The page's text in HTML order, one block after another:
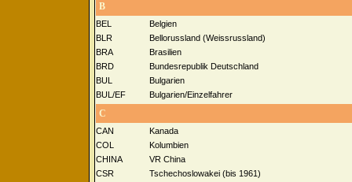
B
BEL
Belgien
BLR
Bellorussland (Weissrussland)
BRA
Brasilien
BRD
Bundesrepublik Deutschland
BUL
Bulgarien
BUL/EF
Bulgarien/Einzelfahrer
C
CAN
Kanada
COL
Kolumbien
CHINA
VR China
CSR
Tschechoslowakei (bis 1961)